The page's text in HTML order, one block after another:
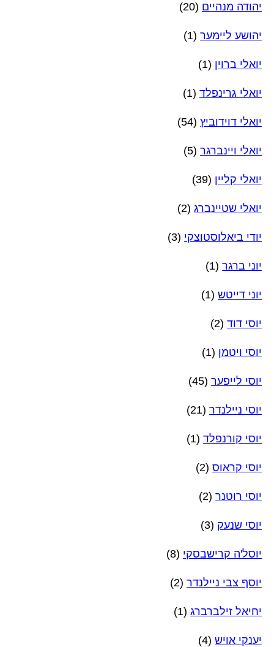
יהודה מנהיים (20)
יהושע ליימער (1)
יואלי ברוין (1)
יואלי גרינפלד (1)
יואלי דוידוביץ (54)
יואלי ויינברגר (5)
יואלי קליין (39)
יואלי שטיינברג (2)
יודי ביאלוסטוצקי (3)
יוני ברגר (1)
יוני דייטש (1)
יוסי דוד (2)
יוסי ויטמן (1)
יוסי לייפער (45)
יוסי ניילנדר (21)
יוסי קורנפלד (1)
יוסי קראוס (2)
יוסי רוטנר (2)
יוסי שנעק (3)
יוסל'ה קרישבסקי (8)
יוסף צבי ניילנדר (2)
יחיאל זילברברג (1)
יענקי אויש (4)